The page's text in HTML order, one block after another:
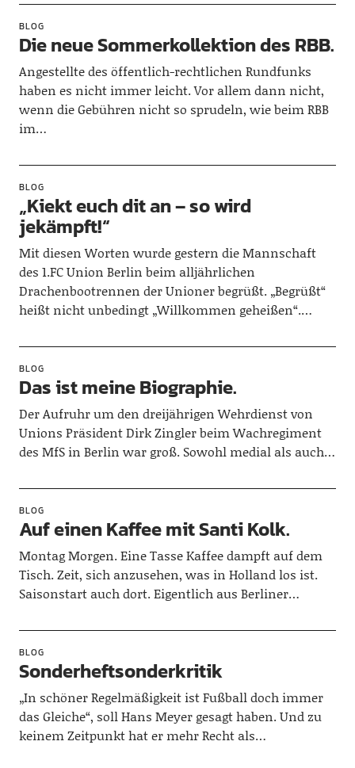
BLOG
Die neue Sommerkollektion des RBB.
Angestellte des öffentlich-rechtlichen Rundfunks
haben es nicht immer leicht. Vor allem dann nicht,
wenn die Gebühren nicht so sprudeln, wie beim RBB
im…
BLOG
„Kiekt euch dit an – so wird
jekämpft!“
Mit diesen Worten wurde gestern die Mannschaft
des 1.FC Union Berlin beim alljährlichen
Drachenbootrennen der Unioner begrüßt. „Begrüßt“
heißt nicht unbedingt „Willkommen geheißen“.…
BLOG
Das ist meine Biographie.
Der Aufruhr um den dreijährigen Wehrdienst von
Unions Präsident Dirk Zingler beim Wachregiment
des MfS in Berlin war groß. Sowohl medial als auch…
BLOG
Auf einen Kaffee mit Santi Kolk.
Montag Morgen. Eine Tasse Kaffee dampft auf dem
Tisch. Zeit, sich anzusehen, was in Holland los ist.
Saisonstart auch dort. Eigentlich aus Berliner…
BLOG
Sonderheftsonderkritik
„In schöner Regelmäßigkeit ist Fußball doch immer
das Gleiche“, soll Hans Meyer gesagt haben. Und zu
keinem Zeitpunkt hat er mehr Recht als…